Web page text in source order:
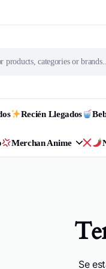
Recién Llegados
Merchan Anime
Se